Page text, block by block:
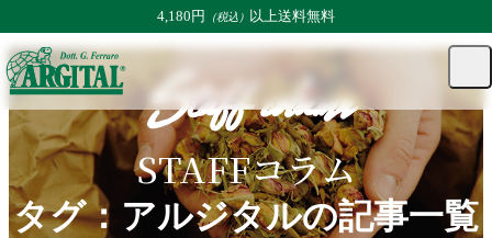
4,180円 （税込） 以上送料無料
マ
ペー
ジ
カー
グ
ル
STAFFコラム | コラムタグ：アルジタルの記事一覧
Staff column
STAFFコラム
タグ：アルジタルの記事一覧